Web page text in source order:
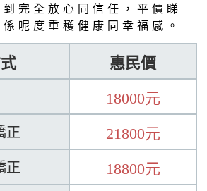
完全放心同信任，平價睇
呢度重穫健康同幸福感。
惠民價
18000元
正 21800元
正 18800元